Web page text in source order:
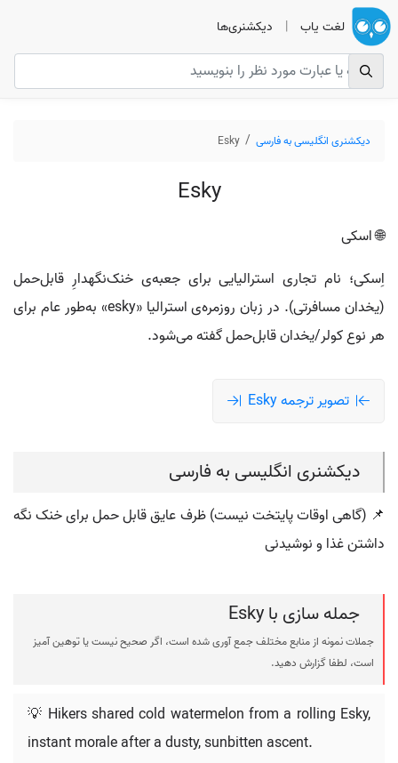
لغت یاب | دیکشنری‌ها
دیکشنری انگلیسی به فارسی Esky
Esky
🌐 اسکی
اِسکی؛ نام تجاری استرالیایی برای جعبه‌ی خنک‌نگهدارِ قابل‌حمل
(یخدان مسافرتی). در زبان روزمره‌ی استرالیا «esky» به‌طور عام برای
هر نوع کولر/یخدان قابل‌حمل گفته می‌شود.
تصویر ترجمه Esky
دیکشنری انگلیسی به فارسی
📌 (گاهی اوقات پایتخت نیست) ظرف عایق قابل حمل برای خنک نگه
داشتن غذا و نوشیدنی
جمله سازی با Esky
جملات نمونه از منابع مختلف جمع آوری شده است، اگر صحیح نیست یا توهین آمیز
است، لطفا گزارش دهید.
💡 Hikers shared cold watermelon from a rolling Esky,
instant morale after a dusty, sunbitten ascent.